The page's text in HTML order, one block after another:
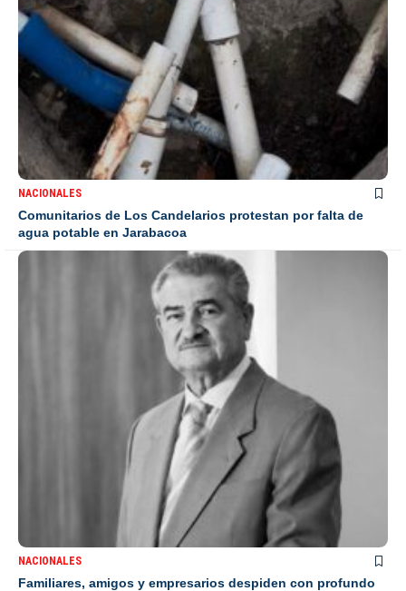
NACIONALES
Comunitarios de Los Candelarios protestan por falta de
agua potable en Jarabacoa
NACIONALES
Familiares, amigos y empresarios despiden con profundo